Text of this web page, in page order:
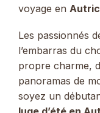
voyage en
Les passionnés
l’embarras du
propre charme,
panoramas de
soyez un